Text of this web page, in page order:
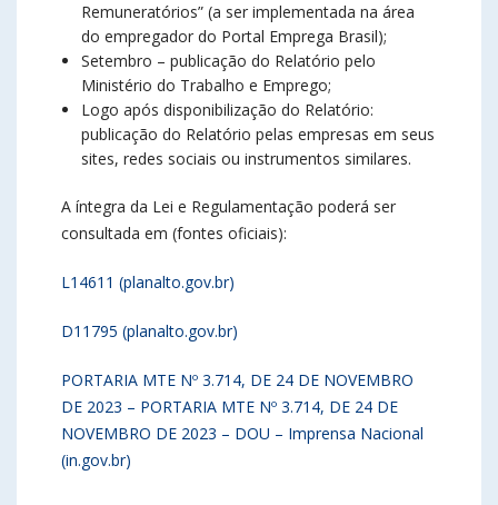
Remuneratórios” (a ser implementada na área
do empregador do Portal Emprega Brasil);
Setembro – publicação do Relatório pelo
Ministério do Trabalho e Emprego;
Logo após disponibilização do Relatório:
publicação do Relatório pelas empresas em seus
sites, redes sociais ou instrumentos similares.
A íntegra da Lei e Regulamentação poderá ser
consultada em (fontes oficiais):
L14611 (planalto.gov.br)
D11795 (planalto.gov.br)
PORTARIA MTE Nº 3.714, DE 24 DE NOVEMBRO
DE 2023 – PORTARIA MTE Nº 3.714, DE 24 DE
NOVEMBRO DE 2023 – DOU – Imprensa Nacional
(in.gov.br)